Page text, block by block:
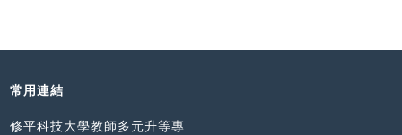
常用連結
修平科技大學教師多元升等專